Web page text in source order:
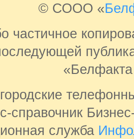
© СООО «
частичное
справочник
служба